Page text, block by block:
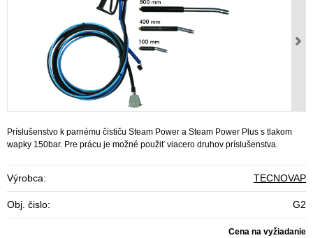
Príslušenstvo k parnému čističu Steam Power a Steam Power Plus s tlakom
wapky 150bar. Pre prácu je možné použiť viacero druhov príslušenstva.
Výrobca: TECNOVAP
Obj. čislo: G2
Cena na vyžiadanie